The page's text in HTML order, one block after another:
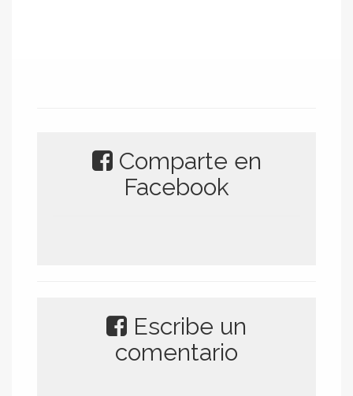
Comparte en
Facebook
Escribe un
comentario